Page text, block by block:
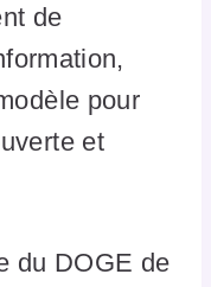
de
pour
et
du DOGE de